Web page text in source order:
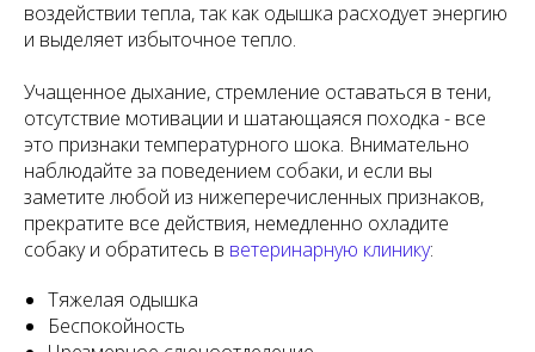
воздействии тепла, так как одышка расходует энергию
и выделяет избыточное тепло.
Учащенное дыхание, стремление оставаться в тени,
отсутствие мотивации и шатающаяся походка - все
это признаки температурного шока. Внимательно
наблюдайте за поведением собаки, и если вы
заметите любой из нижеперечисленных признаков,
прекратите все действия, немедленно охладите
собаку и обратитесь в ветеринарную клинику:
Тяжелая одышка
Беспокойность